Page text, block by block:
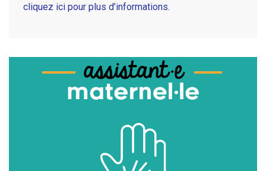
cliquez ici pour plus d’informations.